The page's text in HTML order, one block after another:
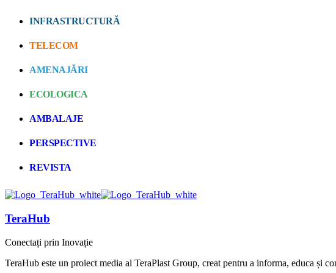
INFRASTRUCTURĂ
TELECOM
AMENAJĂRI
ECOLOGICA
AMBALAJE
PERSPECTIVE
REVISTA
TeraHub
Conectați prin Inovație
TeraHub este un proiect media al TeraPlast Group, creat pentru a informa, educa și